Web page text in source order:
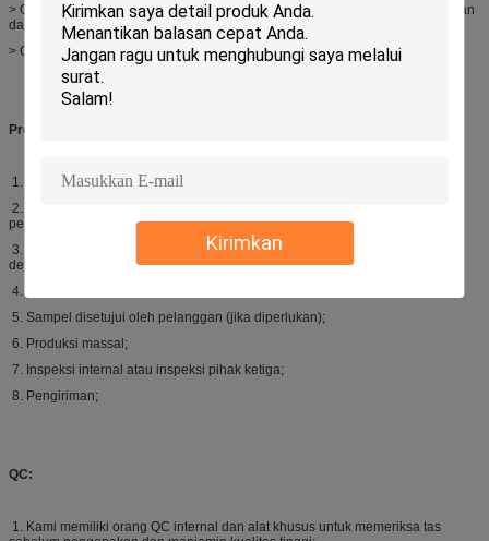
Kirimkan
> Gaya, material, ketebalan, tali, ukuran, desain, logo, warna yang disesuaikan
dapat diterima
> Cukup kuat untuk menyimpan banyak pakaian, sepatu, topi..
Proses produksi:
1. Pelanggan memberikan desain/karya seni;
2. Kami mengirimkan kembali bukti karya seni setelah pengaturan untuk
persetujuan;
3. Pelanggan menyetujui karya seni setelah memeriksa ukuran, warna,
detail...;
4. Kami membuat sampel (Jika diperlukan);
5. Sampel disetujui oleh pelanggan (jika diperlukan);
6. Produksi massal;
7. Inspeksi internal atau inspeksi pihak ketiga;
8. Pengiriman;
QC:
1. Kami memiliki orang QC internal dan alat khusus untuk memeriksa tas